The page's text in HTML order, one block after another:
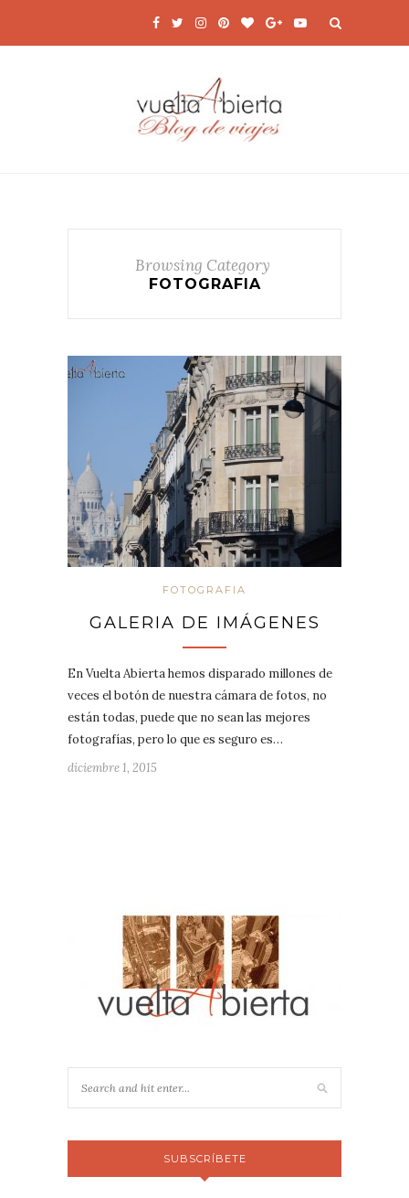
Browsing Category
FOTOGRAFIA
FOTOGRAFIA
GALERIA DE IMÁGENES
En Vuelta Abierta hemos disparado millones de
veces el botón de nuestra cámara de fotos, no
están todas, puede que no sean las mejores
fotografías, pero lo que es seguro es…
diciembre 1, 2015
SUBSCRÍBETE